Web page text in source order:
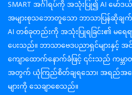
SMART အင်္ဂါရပ်ကို အသုံးပြု၍ AI မော်ဒ
အများစုသဘောတူသော ဘာသာပြန်ဆိုခ
AI တစ်ခုတည်းကို အသုံးပြုရခြင်း၏ မရေရာ
ပေးသည်။ ဘာသာဗေဒပညာရှင်များနှင့် အင်
ကျောထောက်နောက်ခံဖြင့် ၎င်းသည် ကမ္ဘာ
အတွက် ယုံကြည်စိတ်ချရသော၊ အရည်အသွေ
များကို သေချာစေသည်။